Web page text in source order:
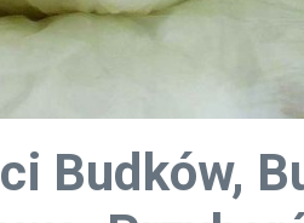
Budków,